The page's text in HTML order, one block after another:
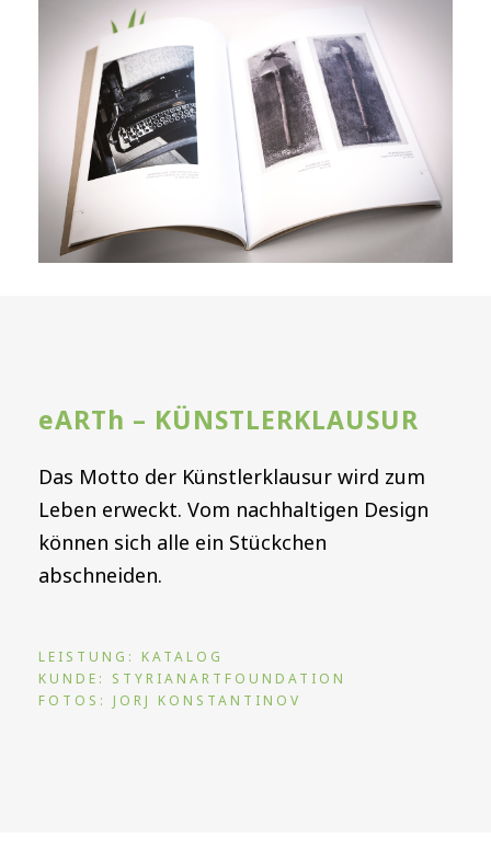
eARTh – KÜNSTLERKLAUSUR
Das Motto der Künstlerklausur wird zum
Leben erweckt. Vom nachhaltigen Design
können sich alle ein Stückchen
abschneiden.
LEISTUNG: KATALOG
KUNDE: STYRIANARTFOUNDATION
FOTOS: JORJ KONSTANTINOV